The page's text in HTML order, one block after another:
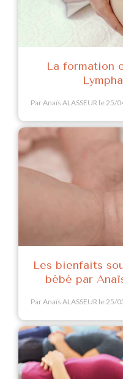
La formation
Par Anaïs ALASSEUR le 25/
Les bienfaits
bébé par
Par Anaïs ALASSEUR le 25/